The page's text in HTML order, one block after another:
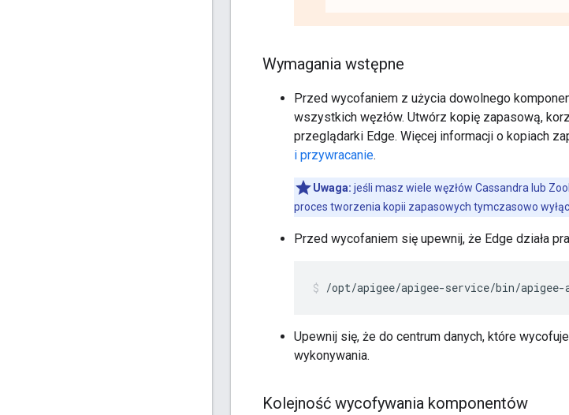
Wymagania wstępne
Przed wycofaniem z użycia dowolnego
wszystkich węzłów. Utwórz kopię zapasową,
przeglądarki Edge. Więcej informacji o kopiach
i przywracanie.
Uwaga: jeśli masz wiele węzłów Cassandra lub
proces tworzenia kopii zapasowych tymczasowo
Przed wycofaniem się upewnij, że Edge działa
/opt/apigee/apigee-service/bin/
Upewnij się, że do centrum danych, które
wykonywania.
Kolejność wycofywania komponentów